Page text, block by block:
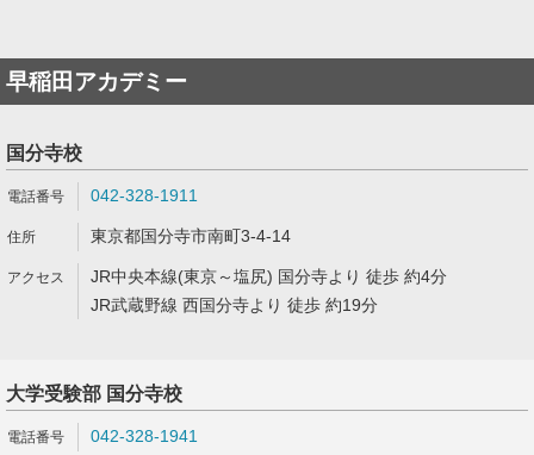
早稲田アカデミー
国分寺校
042-328-1911
東京都国分寺市南町3-4-14
JR中央本線(東京～塩尻) 国分寺より 徒歩 約4分
JR武蔵野線 西国分寺より 徒歩 約19分
大学受験部 国分寺校
042-328-1941